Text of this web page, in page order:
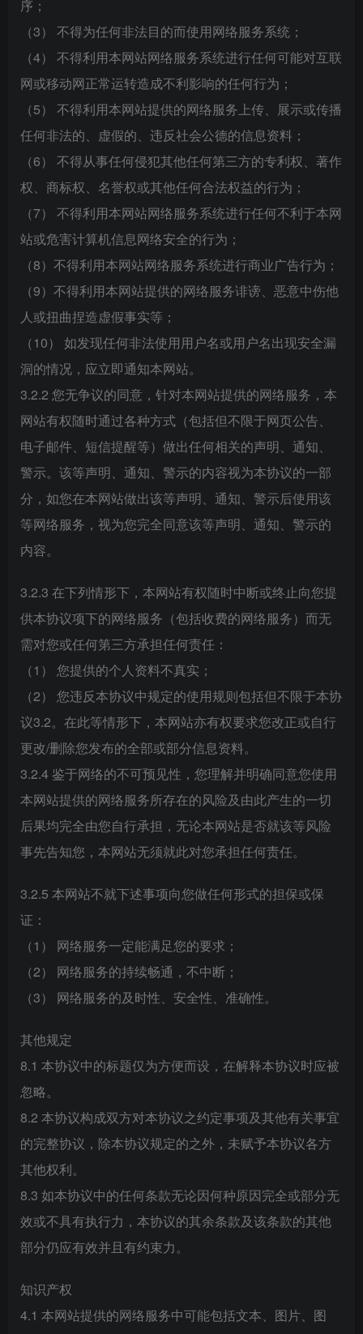
序；
（3） 不得为任何非法目的而使用网络服务系统；
（4） 不得利用本网站网络服务系统进行任何可能对互联
网或移动网正常运转造成不利影响的任何行为；
（5） 不得利用本网站提供的网络服务上传、展示或传播
任何非法的、虚假的、违反社会公德的信息资料；
（6） 不得从事任何侵犯其他任何第三方的专利权、著作
权、商标权、名誉权或其他任何合法权益的行为；
（7） 不得利用本网站网络服务系统进行任何不利于本网
站或危害计算机信息网络安全的行为；
（8）不得利用本网站网络服务系统进行商业广告行为；
（9）不得利用本网站提供的网络服务诽谤、恶意中伤他
人或扭曲捏造虚假事实等；
（10） 如发现任何非法使用用户名或用户名出现安全漏
洞的情况，应立即通知本网站。
3.2.2 您无争议的同意，针对本网站提供的网络服务，本
网站有权随时通过各种方式（包括但不限于网页公告、
电子邮件、短信提醒等）做出任何相关的声明、通知、
警示。该等声明、通知、警示的内容视为本协议的一部
分，如您在本网站做出该等声明、通知、警示后使用该
等网络服务，视为您完全同意该等声明、通知、警示的
内容。
3.2.3 在下列情形下，本网站有权随时中断或终止向您提
供本协议项下的网络服务（包括收费的网络服务）而无
需对您或任何第三方承担任何责任：
（1） 您提供的个人资料不真实；
（2） 您违反本协议中规定的使用规则包括但不限于本协
议3.2。在此等情形下，本网站亦有权要求您改正或自行
更改/删除您发布的全部或部分信息资料。
3.2.4 鉴于网络的不可预见性，您理解并明确同意您使用
本网站提供的网络服务所存在的风险及由此产生的一切
后果均完全由您自行承担，无论本网站是否就该等风险
事先告知您，本网站无须就此对您承担任何责任。
3.2.5 本网站不就下述事项向您做任何形式的担保或保
证：
（1） 网络服务一定能满足您的要求；
（2） 网络服务的持续畅通，不中断；
（3） 网络服务的及时性、安全性、准确性。
其他规定
8.1 本协议中的标题仅为方便而设，在解释本协议时应被
忽略。
8.2 本协议构成双方对本协议之约定事项及其他有关事宜
的完整协议，除本协议规定的之外，未赋予本协议各方
其他权利。
8.3 如本协议中的任何条款无论因何种原因完全或部分无
效或不具有执行力，本协议的其余条款及该条款的其他
部分仍应有效并且有约束力。
知识产权
4.1 本网站提供的网络服务中可能包括文本、图片、图